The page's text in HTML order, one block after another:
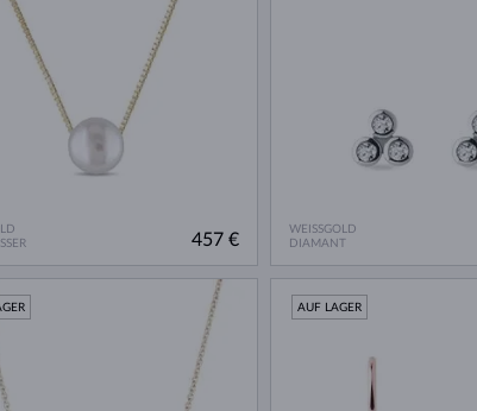
457 €
WEISSGOLD
DIAMANT
AUF LAGER